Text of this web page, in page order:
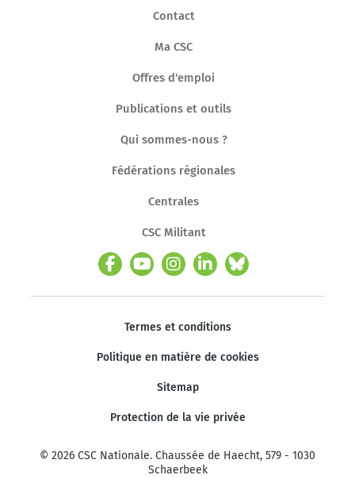
Contact
Ma CSC
Offres d'emploi
Publications et outils
Qui sommes-nous ?
Fédérations régionales
Centrales
CSC Militant
Termes et conditions
Politique en matière de cookies
Sitemap
Protection de la vie privée
© 2026 CSC Nationale. Chaussée de Haecht, 579 - 1030
Schaerbeek